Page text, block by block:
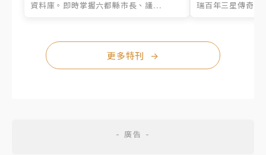
資料庫。即時掌握六都縣市長、議...
瑞百年三星傳奇、
更多特刊 →